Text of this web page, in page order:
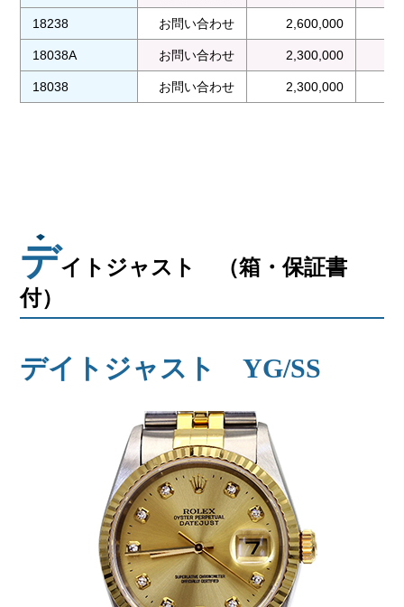
18238 お問い合わせ 2,600,000
18038A お問い合わせ 2,300,000
18038 お問い合わせ 2,300,000
デイトジャスト （箱・保証書
付）
デイトジャスト YG/SS